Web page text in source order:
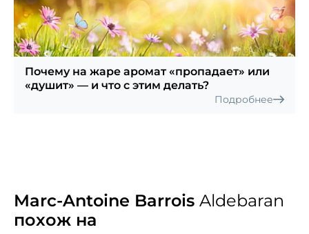
Этот парфюм, как звезда Альдебаран, излучает свой
свет и притягивает внимание, олицетворяя надежду
и оптимизм. Название аромата вдохновлено яркой
звездой, открытой в 18 веке арабским астрономом,
что добавляет продукту загадочности и величия. Это
изысканное сочетание нот, призванное подчеркнуть
индивидуальность и восхитить окружающих своим
Почему на жаре аромат «пропадает» или
«душит» — и что с этим делать?
Подробнее
Marc-Antoine Barrois Aldebaran
похож на